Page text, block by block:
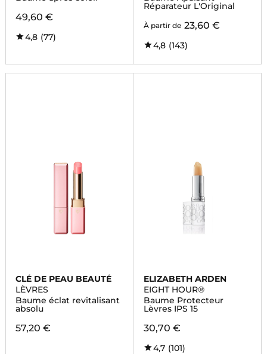
49,60 €
4,8 (77)
Réparateur L'Original
À partir de 23,60 €
4,8 (143)
CLÉ DE PEAU BEAUTÉ
LÈVRES
Baume éclat revitalisant
absolu
57,20 €
ELIZABETH ARDEN
EIGHT HOUR®
Baume Protecteur
Lèvres IPS 15
30,70 €
4,7 (101)